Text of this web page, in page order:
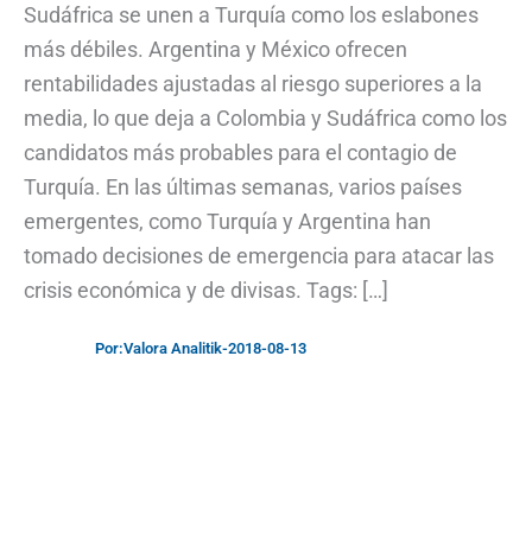
Sudáfrica se unen a Turquía como los eslabones
más débiles. Argentina y México ofrecen
rentabilidades ajustadas al riesgo superiores a la
media, lo que deja a Colombia y Sudáfrica como los
candidatos más probables para el contagio de
Turquía. En las últimas semanas, varios países
emergentes, como Turquía y Argentina han
tomado decisiones de emergencia para atacar las
crisis económica y de divisas. Tags: […]
Por:Valora Analitik-2018-08-13